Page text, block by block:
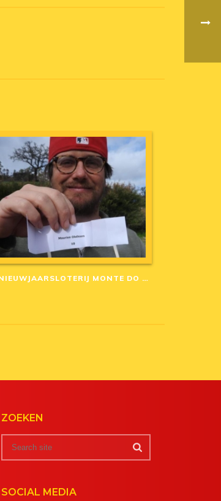
NIEUWJAARSLOTERIJ MONTE DO CASARÃO: WINNAARS VAN 2020
ZOEKEN
SOCIAL MEDIA